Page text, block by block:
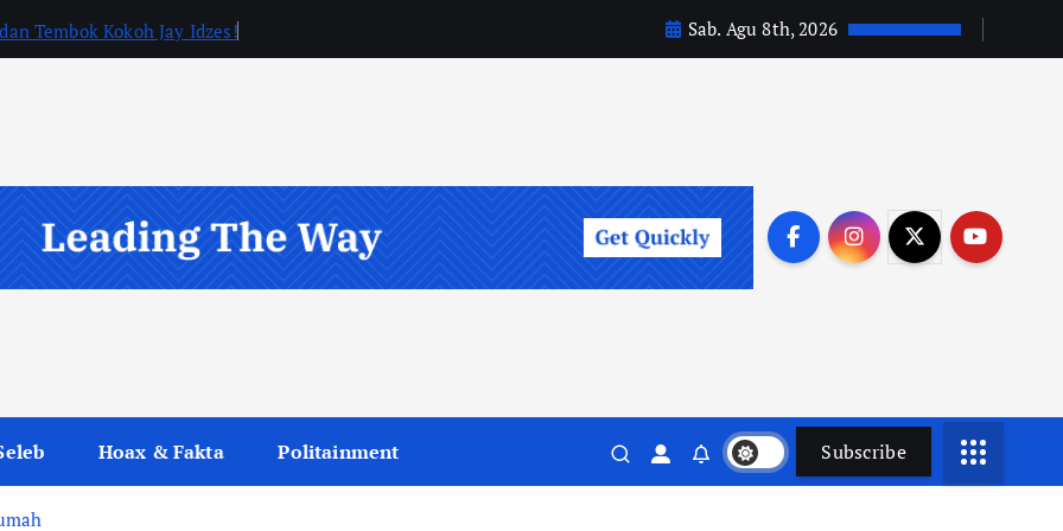
Tembok Kokoh Jay Idzes! Sab. Agu 8th, 2026
Hoax & Fakta Politainment Subscribe